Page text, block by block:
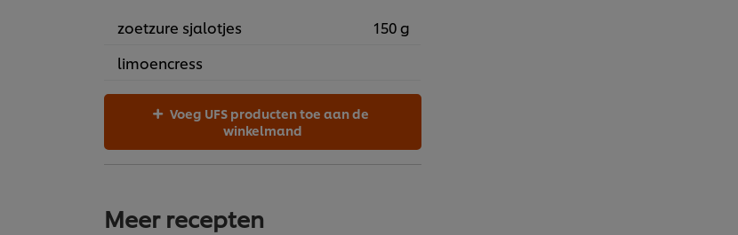
zoetzure sjalotjes
150 g
limoencress
winkelmand
Meer recepten